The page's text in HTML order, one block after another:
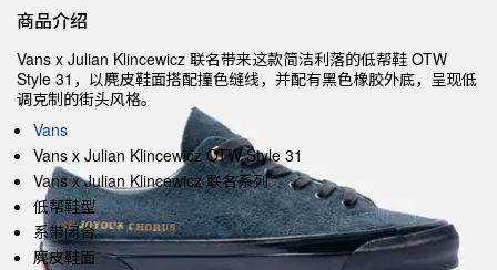
商品介绍
Vans x Julian Klincewicz 联名带来这款简洁利落的低帮鞋 OTW
Style 31，以麂皮鞋面搭配撞色缝线，并配有黑色橡胶外底，呈现低
调克制的街头风格。
Vans
Vans x Julian Klincewicz OTW Style 31
Vans x Julian Klincewicz 联名系列
低帮鞋型
系带闭合
麂皮鞋面